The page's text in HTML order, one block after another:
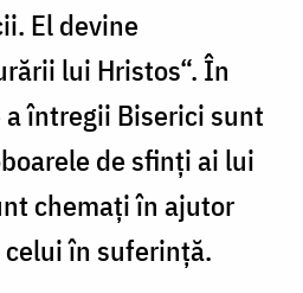
El devine
lui Hristos“. În
întregii Biserici sunt
de sfinţi ai lui
chemaţi în ajutor
în suferinţă.